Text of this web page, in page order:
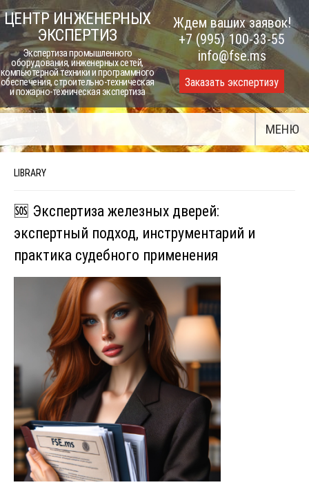
Skip
to
content
ЦЕНТР ИНЖЕНЕРНЫХ
ЭКСПЕРТИЗ
Экспертиза промышленного
оборудования, инженерных сетей,
компьютерной техники и программного
обеспечения, строительно-техническая
и пожарно-техническая экспертиза
Ждем ваших заявок!
+7 (995) 100-33-55
info@fse.ms
Заказать экспертизу
МЕНЮ
LIBRARY
🆘 Экспертиза железных дверей:
экспертный подход, инструментарий и
практика судебного применения